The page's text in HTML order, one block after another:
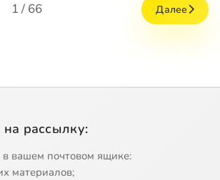
1 / 66 Далее
рассылку:
вашем почтовом ящике:
материалов;